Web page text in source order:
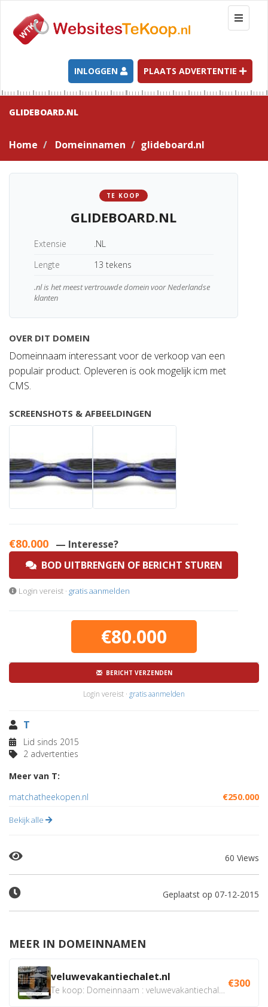
T
o
g
l
e
n
a
t
INLOGGEN PLAATS ADVERTENTIE
GLIDEBOARD.NL
Home Domeinnamen glideboard.nl
TE KOOP
GLIDEBOARD.NL
Extensie
.NL
Lengte
13 tekens
.nl is het meest vertrouwde domein voor Nederlandse
klanten
OVER DIT DOMEIN
Domeinnaam interessant voor de verkoop van een
populair product. Opleveren is ook mogelijk icm met
CMS.
SCREENSHOTS & AFBEELDINGEN
€80.000 — Interesse?
BOD UITBRENGEN OF BERICHT STUREN
Login vereist · gratis aanmelden
€80.000
BERICHT VERZENDEN
Login vereist · gratis aanmelden
T
Lid sinds 2015
2 advertenties
Meer van T:
matchatheekopen.nl
€250.000
Bekijk alle
60 Views
Geplaatst op 07-12-2015
MEER IN DOMEINNAMEN
veluwevakantiechalet.nl €300